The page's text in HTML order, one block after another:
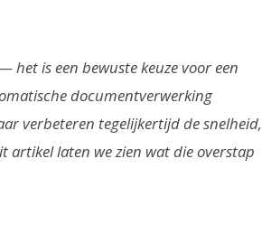
het is een bewuste keuze voor een
documentverwerking
verbeteren tegelijkertijd de snelheid,
laten we zien wat die overstap